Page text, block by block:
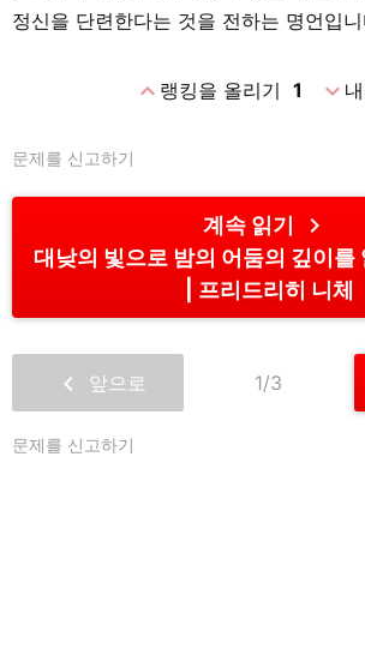
정신을 단련한다는 것을 전하는 명언입
expand_less랭킹을 올리기 1 expand_more
문제를 신고하기
계속 읽기 chevron_right
대낮의 빛으로 밤의 어둠의 깊이를
프리드리히 니체
chevron_left 앞으로 1/3
문제를 신고하기